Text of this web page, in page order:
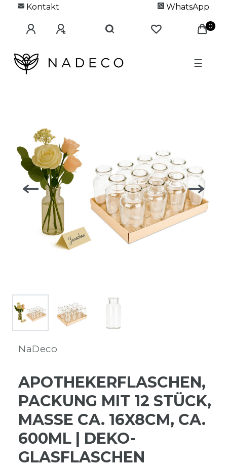
Kontakt WhatsApp
0
☰
NaDeco
APOTHEKERFLASCHEN,
PACKUNG MIT 12 STÜCK,
MASSE CA. 16X8CM, CA. 6
00ML | DEKO-G
LASFLASCHEN